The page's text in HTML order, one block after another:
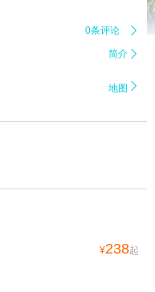
0条评论 
简介 
地图 
¥238起